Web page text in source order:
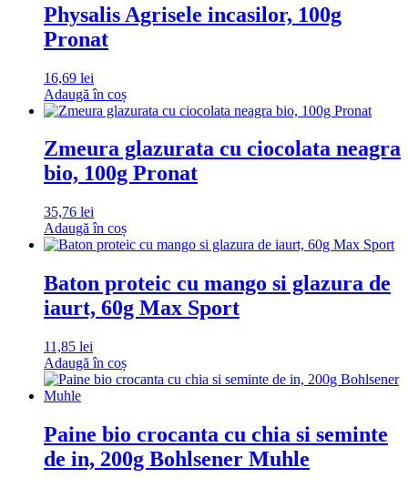
Physalis Agrisele incasilor, 100g
Pronat
16,69 lei
Adaugă în coș
Zmeura glazurata cu ciocolata neagra
bio, 100g Pronat
35,76 lei
Adaugă în coș
Baton proteic cu mango si glazura de
iaurt, 60g Max Sport
11,85 lei
Adaugă în coș
Paine bio crocanta cu chia si seminte
de in, 200g Bohlsener Muhle